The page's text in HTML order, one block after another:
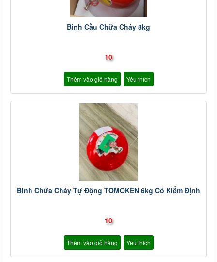
Bình Cầu Chữa Cháy 8kg
10
Thêm vào giỏ hàng Yêu thích
Bình Chữa Cháy Tự Động TOMOKEN 6kg Có Kiểm Định
10
Thêm vào giỏ hàng Yêu thích